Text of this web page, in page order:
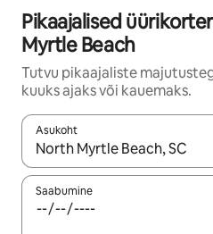
Pikaajalised
Myrtle Beach
Tutvu pikaajaliste
kuuks ajaks või kauemaks.
Asukoht
Kui tulemused on kuvatud,
Saabumine